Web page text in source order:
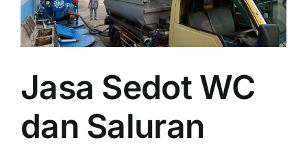
Jasa Sedot WC
dan Saluran